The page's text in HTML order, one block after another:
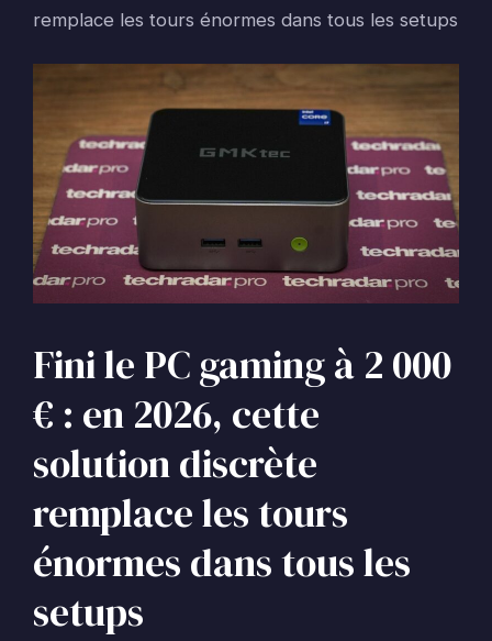
remplace les tours énormes dans tous les setups
Fini le PC gaming à 2 000
€ : en 2026, cette
solution discrète
remplace les tours
énormes dans tous les
setups